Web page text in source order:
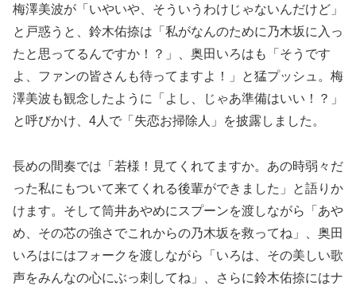
梅澤美波が「いやいや、そういうわけじゃないんだけど」
と戸惑うと、鈴木佑捺は「私がなんのために乃木坂に入っ
たと思ってるんですか！？」、奥田いろはも「そうです
よ、ファンの皆さんも待ってますよ！」と猛プッシュ。梅
澤美波も観念したように「よし、じゃあ準備はいい！？」
と呼びかけ、4人で「失恋お掃除人」を披露しました。
長めの間奏では「若様！見てくれてますか。あの時弱々だ
った私にもついて来てくれる後輩ができました」と語りか
けます。そして筒井あやめにスプーンを渡しながら「あや
め、その芯の強さでこれからの乃木坂を救ってね」、奥田
いろはにはフォークを渡しながら「いろは、その美しい歌
声をみんなの心にぶっ刺してね」、さらに鈴木佑捺にはナ